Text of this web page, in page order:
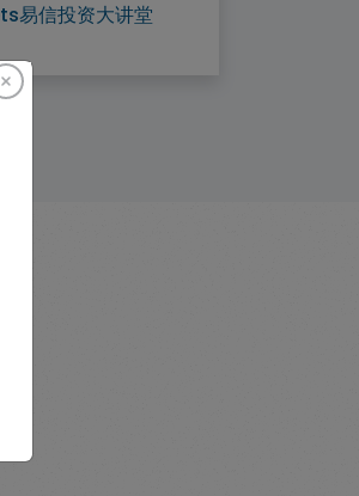
易信投资大讲堂